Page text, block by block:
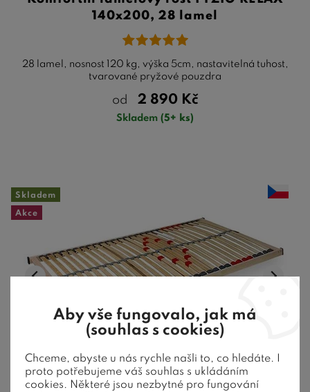
140x200, 28 lamel
28 lamel, nosnost 120 kg, výška 5cm, nastavitelná tuhost,
tvarované pryžové pouzdra
od 2 890 Kč
Skladem (5+ ks)
Skladem
Akce
Aby vše fungovalo, jak má
(souhlas s cookies)
Chceme, abyste u nás rychle našli to, co hledáte. I
proto potřebujeme váš souhlas s ukládáním
cookies. Některé jsou nezbytné pro fungování